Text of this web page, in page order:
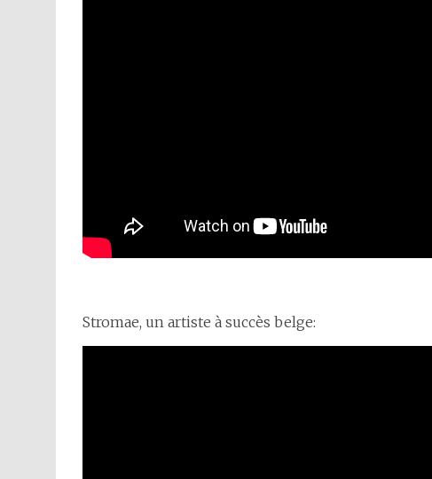
Stromae, un artiste à succès belge: